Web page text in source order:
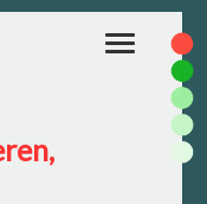
Toggle
navigation